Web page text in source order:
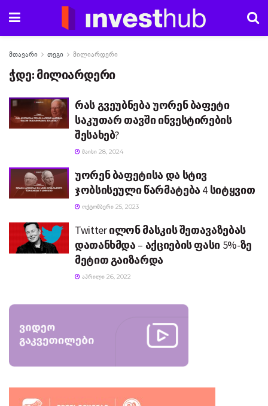
მთავარი თეგი მილიარდერი
ჭდე: მილიარდერი
რას გვეუბნება უორენ ბაფეტი
საკუთარ თავში ინვესტირების
შესახებ?
ᲛᲐᲘᲡᲘ 28, 2024
უორენ ბაფეტისა და სტივ
ჯობსისეული წარმატება 4 სიტყვით
ᲝᲥᲢᲝᲛᲑᲔᲠᲘ 25, 2023
Twitter ილონ მასკის შეთავაზებას
დათანხმდა – აქციების ფასი 5%-ზე
მეტით გაიზარდა
ᲐᲞᲠᲘᲚᲘ 26, 2022